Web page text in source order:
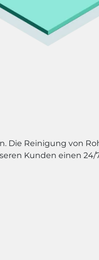
Die Reinigung von
Kunden einen 24/